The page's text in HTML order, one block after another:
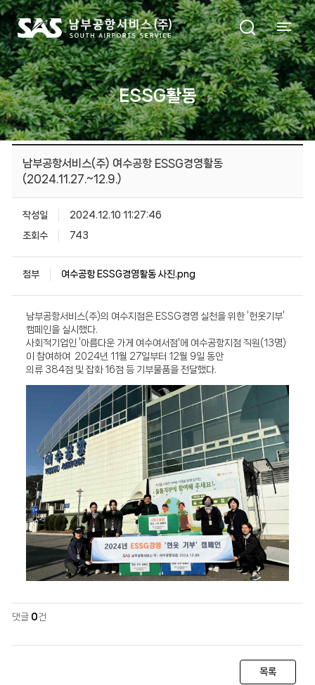
ESSG활동
남부공항서비스(주) 여수공항 ESSG경영활동
(2024.11.27.~12.9.)
작성일 2024.12.10 11:27:46
조회수 743
첨부 여수공항 ESSG경영활동 사진.png
남부공항서비스(주)의 여수지점은 ESSG경영 실천을 위한 ‘헌옷기부’
캠페인을 실시했다.
사회적기업인 ‘아름다운 가게 여수여서점'에 여수공항지점 직원(13명)
이 참여하여 2024년 11월 27일부터 12월 9일 동안
의류 384점 및 잡화 16점 등 기부물품을 전달했다.
댓글 0건
목록